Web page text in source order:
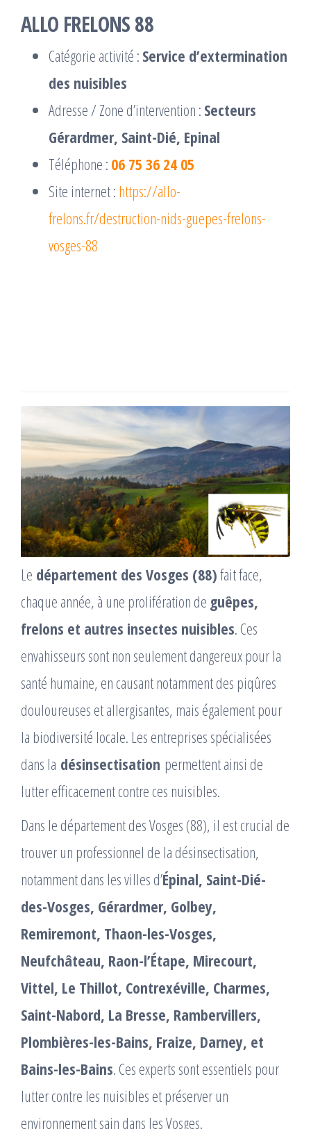
ALLO FRELONS 88
Catégorie activité : Service d’extermination
des nuisibles
Adresse / Zone d’intervention : Secteurs
Gérardmer, Saint-Dié, Epinal
Téléphone : 06 75 36 24 05
Site internet : https://allo-
frelons.fr/destruction-nids-guepes-frelons-
vosges-88
Le département des Vosges (88)fait face,
chaque année, à une prolifération de guêpes,
frelons et autres insectes nuisibles. Ces
envahisseurs sont non seulement dangereux pour la
santé humaine, en causant notamment des piqûres
douloureuses et allergisantes, mais également pour
la biodiversité locale. Les entreprises spécialisées
dans la désinsectisation permettent ainsi de
lutter efficacement contre ces nuisibles.
Dans le département des Vosges (88), il est crucial de
trouver un professionnel de la désinsectisation,
notamment dans les villes d’Épinal, Saint-Dié-
des-Vosges, Gérardmer, Golbey,
Remiremont, Thaon-les-Vosges,
Neufchâteau, Raon-l’Étape, Mirecourt,
Vittel, Le Thillot, Contrexéville, Charmes,
Saint-Nabord, La Bresse, Rambervillers,
Plombières-les-Bains, Fraize, Darney, et
Bains-les-Bains. Ces experts sont essentiels pour
lutter contre les nuisibles et préserver un
environnement sain dans les Vosges.